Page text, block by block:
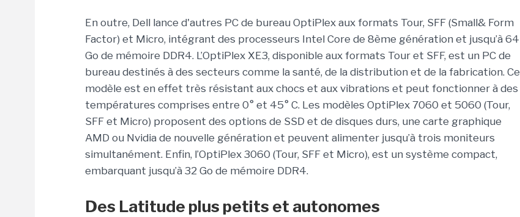
En outre, Dell lance d'autres PC de bureau OptiPlex aux formats Tour, SFF (Small& Form
Factor) et Micro, intégrant des processeurs Intel Core de 8ème génération et jusqu’à 64
Go de mémoire DDR4. L’OptiPlex XE3, disponible aux formats Tour et SFF, est un PC de
bureau destinés à des secteurs comme la santé, de la distribution et de la fabrication. Ce
modèle est en effet très résistant aux chocs et aux vibrations et peut fonctionner à des
températures comprises entre 0° et 45° C. Les modèles OptiPlex 7060 et 5060 (Tour,
SFF et Micro) proposent des options de SSD et de disques durs, une carte graphique
AMD ou Nvidia de nouvelle génération et peuvent alimenter jusqu’à trois moniteurs
simultanément. Enfin, l’OptiPlex 3060 (Tour, SFF et Micro), est un système compact,
embarquant jusqu’à 32 Go de mémoire DDR4.
Des Latitude plus petits et autonomes